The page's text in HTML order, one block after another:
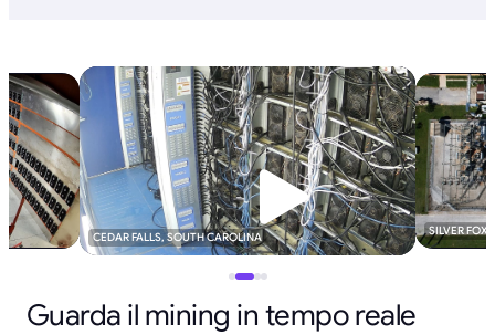
CEDAR FALLS, SOUTH CAROLINA SILVER FOX
Guarda il mining in tempo reale